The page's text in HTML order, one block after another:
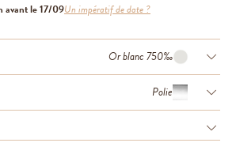
avant le 17/09Un impératif de date ?
Or blanc 750‰
Polie